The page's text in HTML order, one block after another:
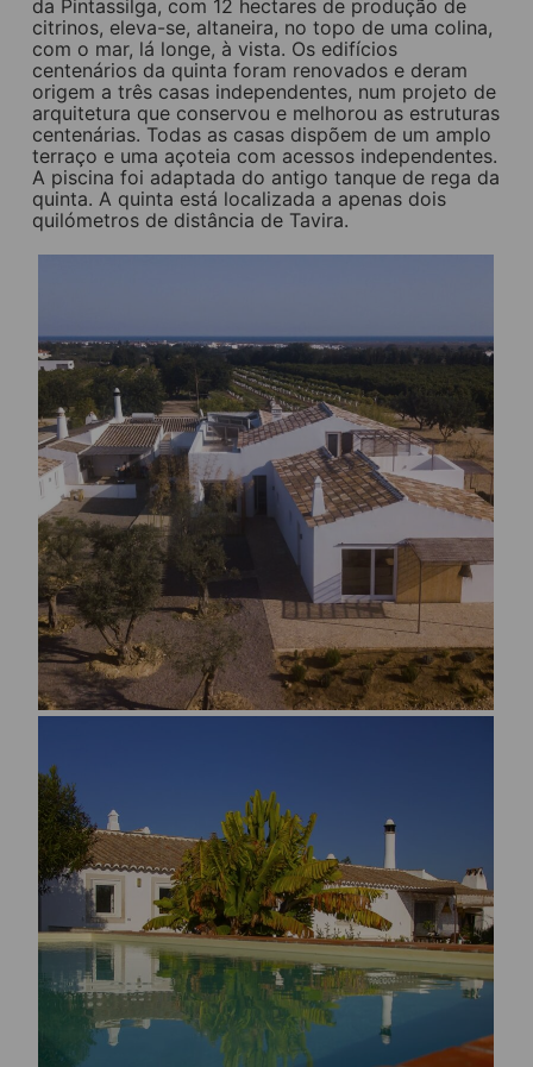
da Pintassilga, com 12 hectares de produção de
citrinos, eleva-se, altaneira, no topo de uma colina,
com o mar, lá longe, à vista. Os edifícios
centenários da quinta foram renovados e deram
origem a três casas independentes, num projeto de
arquitetura que conservou e melhorou as estruturas
centenárias. Todas as casas dispõem de um amplo
terraço e uma açoteia com acessos independentes.
A piscina foi adaptada do antigo tanque de rega da
quinta. A quinta está localizada a apenas dois
quilómetros de distância de Tavira.